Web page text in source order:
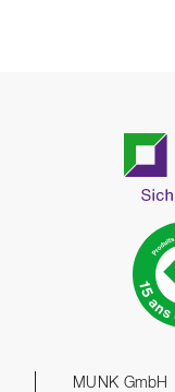
MUNK GmbH